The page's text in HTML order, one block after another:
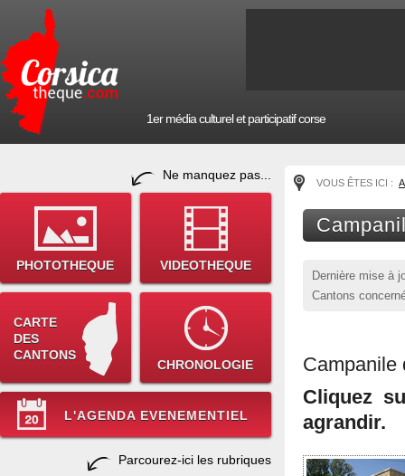
1er média culturel et participatif corse
Ne manquez pas...
PHOTOTHEQUE VIDEOTHEQUE
CARTE
DES
CANTONS
CHRONOLOGIE
L'AGENDA EVENEMENTIEL
Parcourez-ici les rubriques
VOUS ÊTES ICI :
Dernière mise à
Cantons
Cliquez
agrandir.